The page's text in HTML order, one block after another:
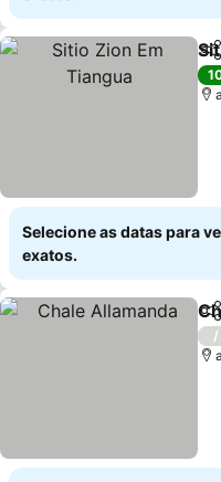
Selecione as datas para
exatos.
/